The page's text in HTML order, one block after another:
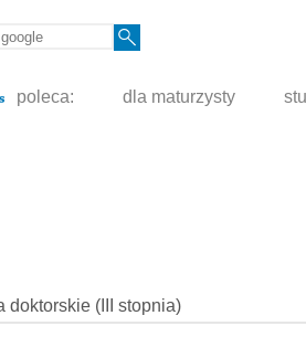
poleca: dla maturzysty
doktorskie (III stopnia)